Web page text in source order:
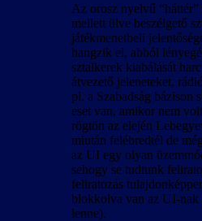
Az orosz nyelvű
mellett ülve beszélgető
játékmenetbeli
hangzik el, abból
sztalkerek kiabálását
átvezető jeleneteket,
pl. a Szabadság bázison
eset van, amikor nem
rögtön az elején
miután felébredtél de
az UI egy olyan
sehogy se tudtunk
feliratozás
blokkolva van az UI-nak
lenne).